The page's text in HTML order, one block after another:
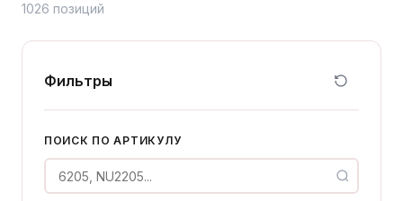
1026 позиций
Фильтры
ПОИСК ПО АРТИКУЛУ